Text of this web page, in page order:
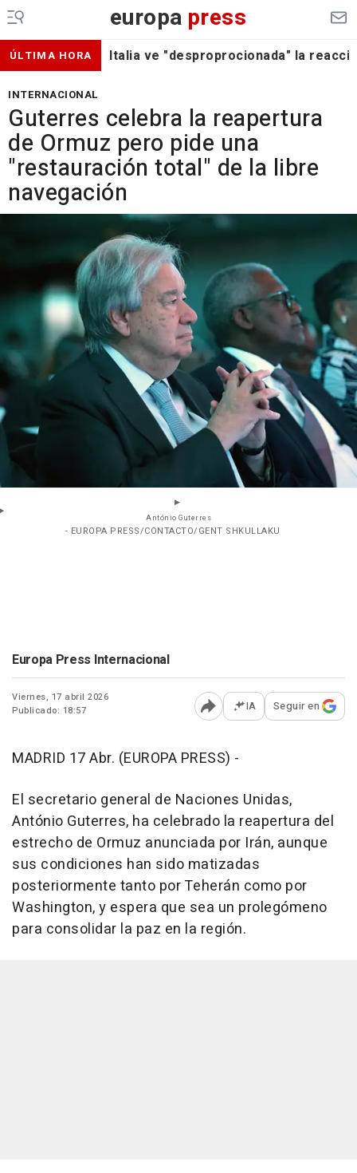
europa press
ÚLTIMA HORA Italia ve "desproprocionada" la
INTERNACIONAL
Guterres celebra la reapertura
de Ormuz pero pide una
"restauración total" de la libre
navegación
António Guterres
- EUROPA PRESS/CONTACTO/GENT SHKULLAKU
Europa Press Internacional
Viernes, 17 abril 2026
Publicado: 18:57
Abrir opciones para
IA Seguir en
MADRID 17 Abr. (EUROPA PRESS) -
El secretario general de Naciones Unidas,
António Guterres, ha celebrado la reapertura del
estrecho de Ormuz anunciada por Irán, aunque
sus condiciones han sido matizadas
posteriormente tanto por Teherán como por
Washington, y espera que sea un prolegómeno
para consolidar la paz en la región.